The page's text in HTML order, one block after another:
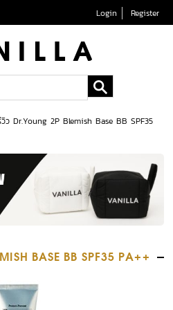
Login Register
วิว Dr.Young 2P Blemish Base BB SPF35
BASE BB SPF35 PA++